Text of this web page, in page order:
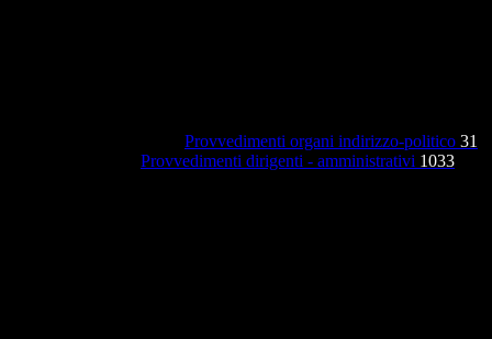
Provvedimenti organi indirizzo-politico 31
Provvedimenti dirigenti - amministrativi 1033